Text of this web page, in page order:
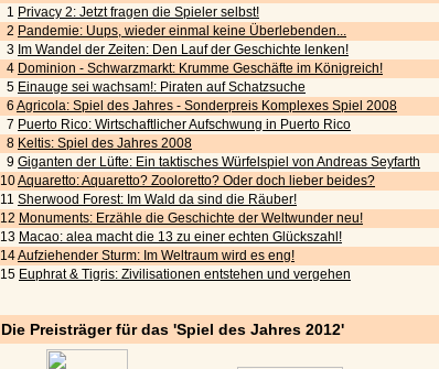
1 Privacy 2: Jetzt fragen die Spieler selbst!
2 Pandemie: Uups, wieder einmal keine Überlebenden...
3 Im Wandel der Zeiten: Den Lauf der Geschichte lenken!
4 Dominion - Schwarzmarkt: Krumme Geschäfte im Königreich!
5 Einauge sei wachsam!: Piraten auf Schatzsuche
6 Agricola: Spiel des Jahres - Sonderpreis Komplexes Spiel 2008
7 Puerto Rico: Wirtschaftlicher Aufschwung in Puerto Rico
8 Keltis: Spiel des Jahres 2008
9 Giganten der Lüfte: Ein taktisches Würfelspiel von Andreas Seyfarth
10Aquaretto: Aquaretto? Zooloretto? Oder doch lieber beides?
11 Sherwood Forest: Im Wald da sind die Räuber!
12 Monuments: Erzähle die Geschichte der Weltwunder neu!
13 Macao: alea macht die 13 zu einer echten Glückszahl!
14Aufziehender Sturm: Im Weltraum wird es eng!
15 Euphrat & Tigris: Zivilisationen entstehen und vergehen
Die Preisträger für das 'Spiel des Jahres 2012'